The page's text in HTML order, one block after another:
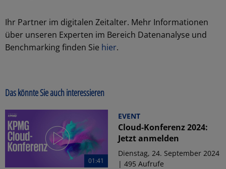
Ihr Partner im digitalen Zeitalter. Mehr Informationen
über unseren Experten im Bereich Datenanalyse und
Benchmarking finden Sie hier.
Das könnte Sie auch interessieren
01:41
EVENT
Cloud-Konferenz 2024:
Jetzt anmelden
Dienstag, 24. September 2024
| 495 Aufrufe